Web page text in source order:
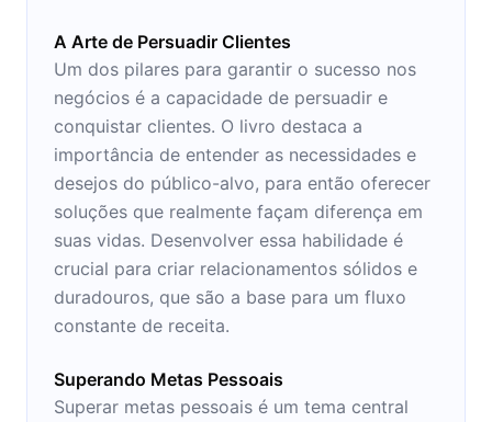
A Arte de Persuadir Clientes
Um dos pilares para garantir o sucesso nos
negócios é a capacidade de persuadir e
conquistar clientes. O livro destaca a
importância de entender as necessidades e
desejos do público-alvo, para então oferecer
soluções que realmente façam diferença em
suas vidas. Desenvolver essa habilidade é
crucial para criar relacionamentos sólidos e
duradouros, que são a base para um fluxo
constante de receita.
Superando Metas Pessoais
Superar metas pessoais é um tema central